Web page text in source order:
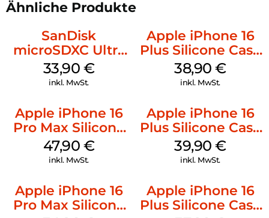
Ähnliche Produkte
SanDisk
microSDXC Ultra
128 GB + Adapter
Mobile
33,90 €
inkl. MwSt.
Apple iPhone 16
Plus Silicone Case
MagSafe Denim
38,90€
inkl. MwSt.
Apple iPhone 16
Pro Max Silicone
Case MagSafe
Black
47,90 €
inkl. MwSt.
Apple iPhone 16
Plus Silicone Case
MagSafe Plum
39,90€
inkl. MwSt.
Apple iPhone 16
Pro Max Silicone
Apple iPhone 16
Plus Silicone Case